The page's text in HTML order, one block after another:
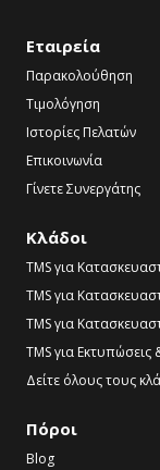
Εταιρεία
Παρακολούθηση
Τιμολόγηση
Ιστορίες Πελατών
Επικοινωνία
Γίνετε Συνεργάτης
Κλάδοι
TMS για
TMS για
TMS για
TMS για Εκτυπώσεις
Δείτε όλους τους
Πόροι
Blog